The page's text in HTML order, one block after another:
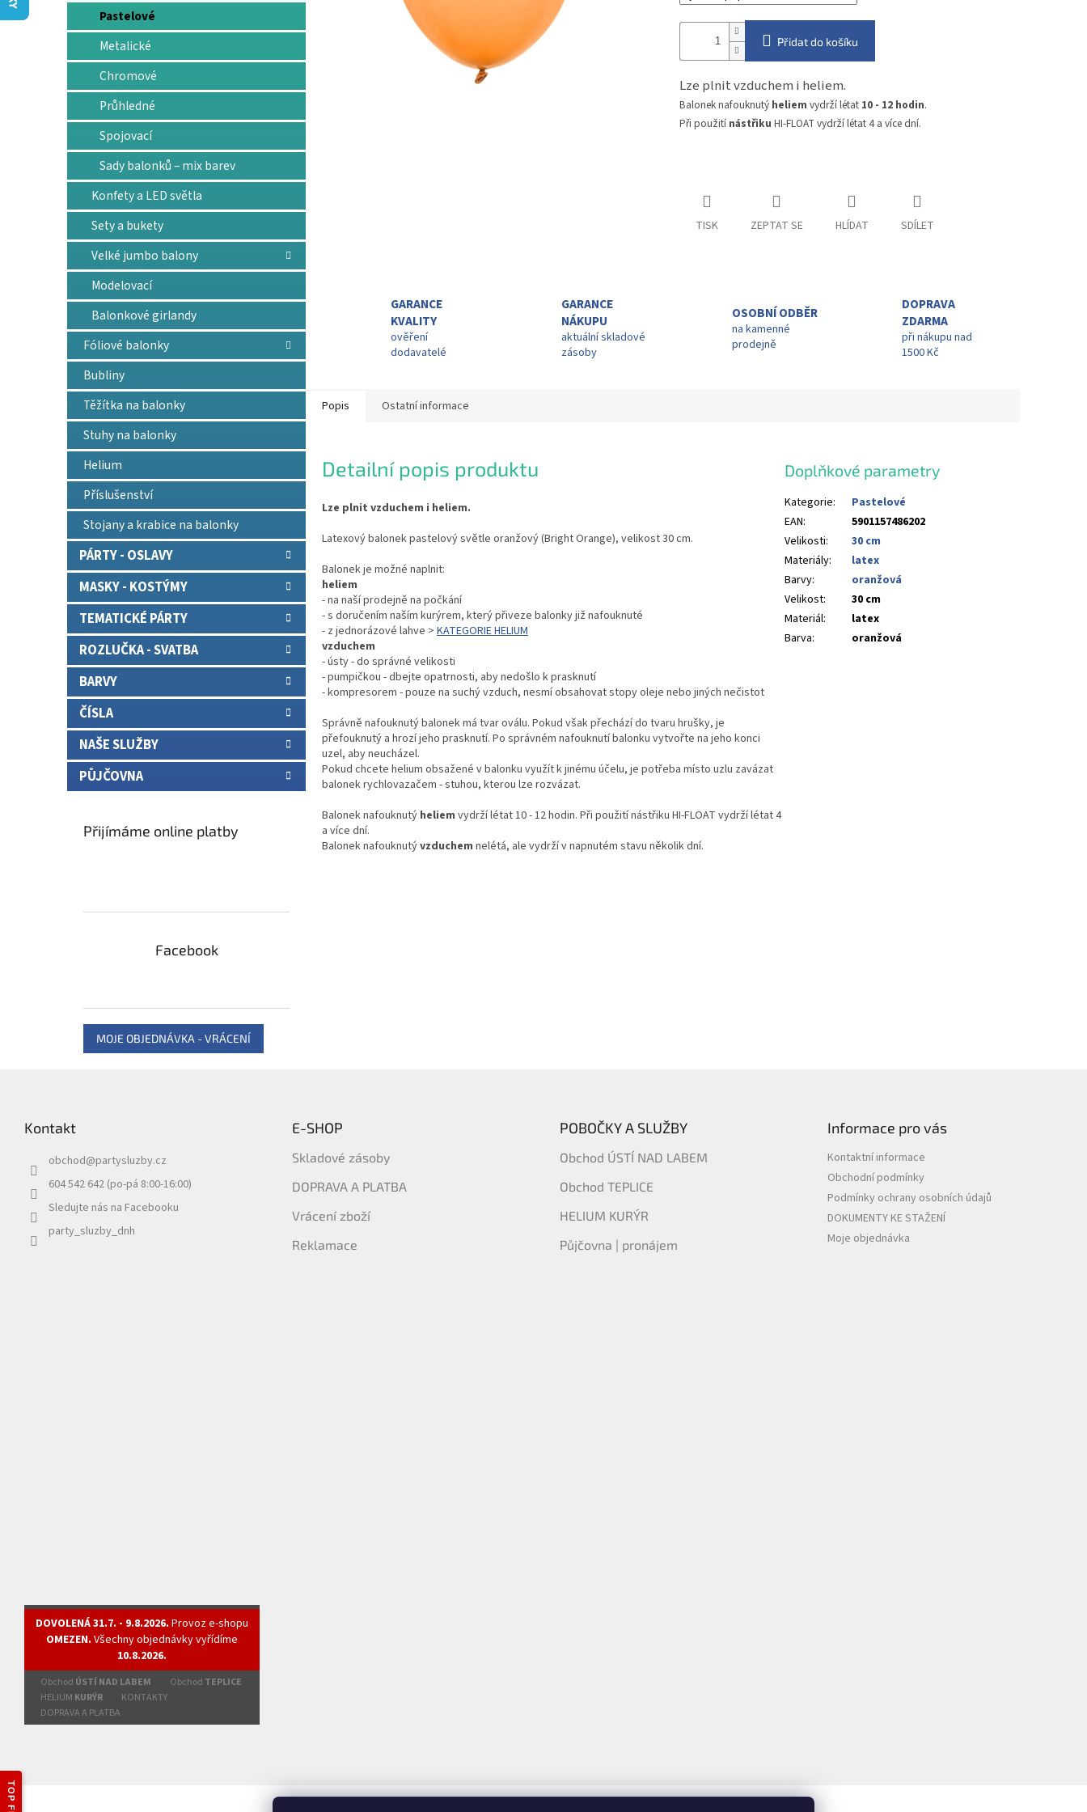
l
Pastelové
Metalické
Chromové
Průhledné
Spojovací
Sady balonků – mix barev
Konfety a LED světla
Sety a bukety
Velké jumbo balony
Modelovací
Balonkové girlandy
Fóliové balonky
Bubliny
Těžítka na balonky
Stuhy na balonky
Helium
Příslušenství
Stojany a krabice na balonky
PÁRTY - OSLAVY
MASKY - KOSTÝMY
TEMATICKÉ PÁRTY
ROZLUČKA - SVATBA
BARVY
ČÍSLA
NAŠE SLUŽBY
PŮJČOVNA
Přijímáme online platby
Facebook
MOJE OBJEDNÁVKA - VRÁCENÍ
Přidat do košíku
Lze plnit vzduchem i heliem.
Balonek nafouknutý heliem vydrží létat 10 - 12 hodin.
Při použití nástřiku HI-FLOAT vydrží létat 4 a více dní.
TISK ZEPTAT SE HLÍDAT SDÍLET
GARANCE
KVALITY
ověření
dodavatelé
GARANCE
NÁKUPU
aktuální skladové
zásoby
OSOBNÍ ODBĚR
na kamenné
prodejně
DOPRAVA
ZDARMA
při nákupu nad
1500 Kč
Popis Ostatní informace
Detailní popis produktu
Lze plnit vzduchem i heliem.
Latexový balonek pastelový světle oranžový (Bright Orange), velikost 30 cm.
Balonek je možné naplnit:
heliem
- na naší prodejně na počkání
- s doručením naším kurýrem, který přiveze balonky již nafouknuté
- z jednorázové lahve > KATEGORIE HELIUM
vzduchem
- ústy - do správné velikosti
- pumpičkou - dbejte opatrnosti, aby nedošlo k prasknutí
- kompresorem - pouze na suchý vzduch, nesmí obsahovat stopy oleje nebo jiných nečistot
Správně nafouknutý balonek má tvar oválu. Pokud však přechází do tvaru hrušky, je
přefouknutý a hrozí jeho prasknutí. Po správném nafouknutí balonku vytvořte na jeho konci
uzel, aby neucházel.
Pokud chcete helium obsažené v balonku využít k jinému účelu, je potřeba místo uzlu zavázat
balonek rychlovazačem - stuhou, kterou lze rozvázat.
Balonek nafouknutý heliem vydrží létat 10 - 12 hodin. Při použití nástřiku HI-FLOAT vydrží létat 4
a více dní.
Balonek nafouknutývzduchem nelétá, ale vydrží v napnutém stavu několik dní.
Doplňkové parametry
Kategorie:
Pastelové
EAN:
5901157486202
Velikosti:
30 cm
Materiály:
latex
Barvy:
oranžová
Velikost:
30 cm
Materiál:
latex
Barva: oranžová
Kontakt
obchod@partysluzby.cz
604 542 642 (po-pá 8:00-16:00)
Sledujte nás na Facebooku
party_sluzby_dnh
E-SHOP
Skladové zásoby
DOPRAVA A PLATBA
Vrácení zboží
Reklamace
POBOČKY A SLUŽBY
Obchod ÚSTÍ NAD LABEM
Obchod TEPLICE
HELIUM KURÝR
Půjčovna | pronájem
Informace pro vás
Kontaktní informace
Obchodní podmínky
Podmínky ochrany osobních údajů
DOKUMENTY KE STAŽENÍ
Moje objednávka
DOVOLENÁ 31.7. - 9.8.2026. Provoz e-shopu
OMEZEN. Všechny objednávky vyřídíme
10.8.2026.
Obchod ÚSTÍ NAD LABEM Obchod TEPLICE
HELIUM KURÝR
KONTAKTY
DOPRAVA A PLATBA